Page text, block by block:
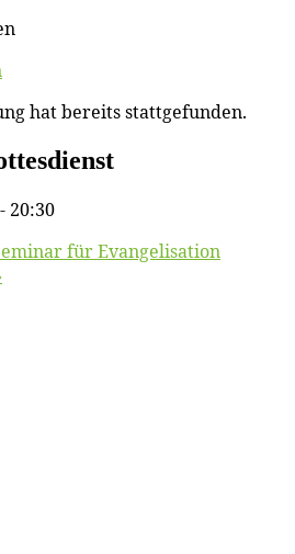
hat bereits stattgefunden.
- 20:30
für Evangelisation